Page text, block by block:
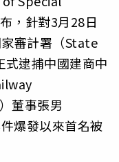
，針對3月28日
審計署（State
逮捕中國建商中
董事張男
爆發以來首名被